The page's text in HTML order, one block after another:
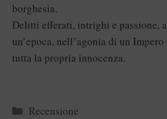
borghesia.
Delitti efferati, intrighi e passione,
un’epoca, nell’agonia di un
tutta la propria innocenza.
Categorie
Recensione